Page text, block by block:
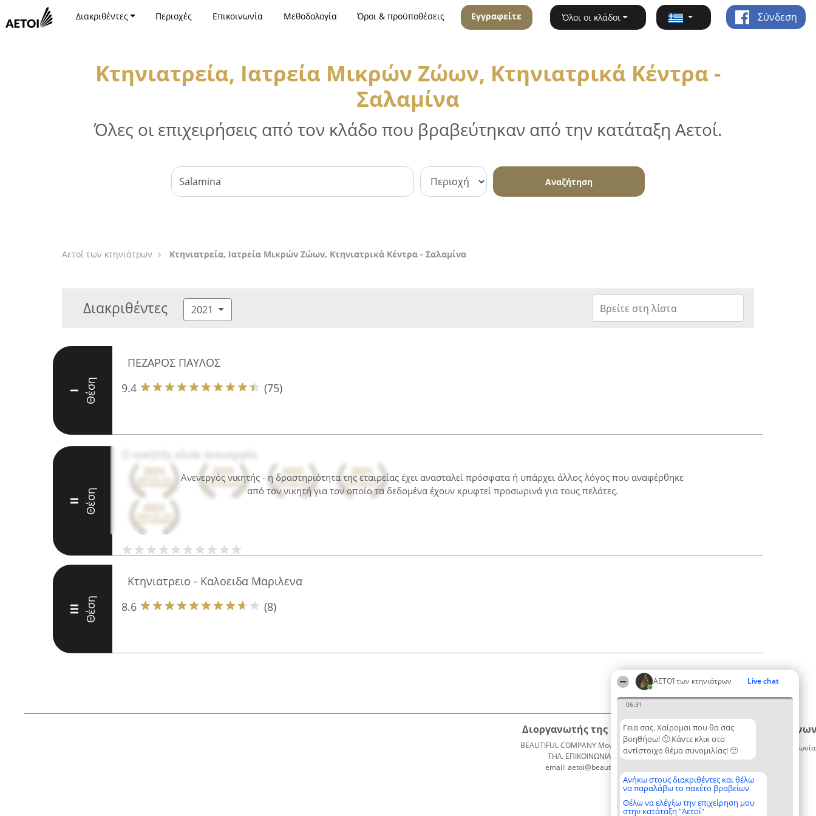
ΑΕΤΟΊ των κτηνιάτρων Live chat
06:31
Γεια σας. Χαίρομαι που θα σας
βοηθήσω! 🙂 Κάντε κλικ στο
αντίστοιχο θέμα συνομιλίας! 🙂
Ανήκω στους διακριθέντες και θέλω
να παραλάβω το πακέτο βραβείων
Θέλω να ελέγξω την επιχείρηση μου
στην κατάταξη "Αετοί"
Διακριθέντες Περιοχές Επικοινωνία Μεθοδολογία Όροι & προϋποθέσεις Εγγραφείτε Όλοι οι κλάδοι Σύνδεση
Κτηνιατρεία, Ιατρεία Μικρών Ζώων, Κτηνιατρικά Κέντρα -
Σαλαμίνα
Όλες οι επιχειρήσεις από τον κλάδο που βραβεύτηκαν από την κατάταξη Αετοί.
Αναζήτηση
Αετοί των κτηνιάτρων Κτηνιατρεία, Ιατρεία Μικρών Ζώων, Κτηνιατρικά Κέντρα - Σαλαμίνα
Διακριθέντες 2021
I Θέση
ΠΕΖΑΡΟΣ ΠΑΥΛΟΣ
9.4
(75)
Ανενεργός νικητής - η δραστηριότητα της εταιρείας έχει ανασταλεί πρόσφατα ή υπάρχει άλλος λόγος που αναφέρθηκε
από τον νικητή για τον οποίο τα δεδομένα έχουν κρυφτεί προσωρινά για τους πελάτες.
II Θέση
Ο νικητής είναι ανενεργός
III Θέση
Κτηνιατρειο - Καλοειδα Μαριλενα
8.6
(8)
Διοργανωτής της κατάταξης
BEAUTIFUL COMPANY Μονοπρόσωπη ΙΚΕ
ΤΗΛ. ΕΠΙΚΟΙΝΩΝΙΑΣ: 2104128019
email: aetoi@beautifulcompany.co
Κατάταξη
Διακριθέντες
Λίστα
διακριθέντων
Μεθοδολογία
Όροι &
προϋποθέσεις
Επικοινωνία